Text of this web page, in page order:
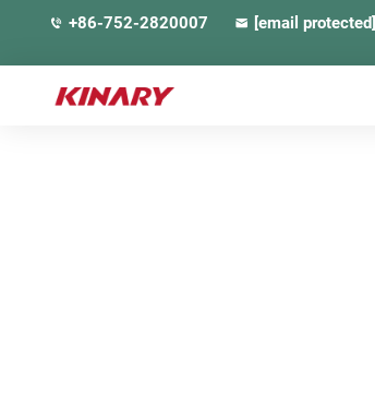
+86-752-2820007 [email protected]